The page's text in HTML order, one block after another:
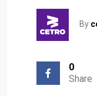
By
0
Share